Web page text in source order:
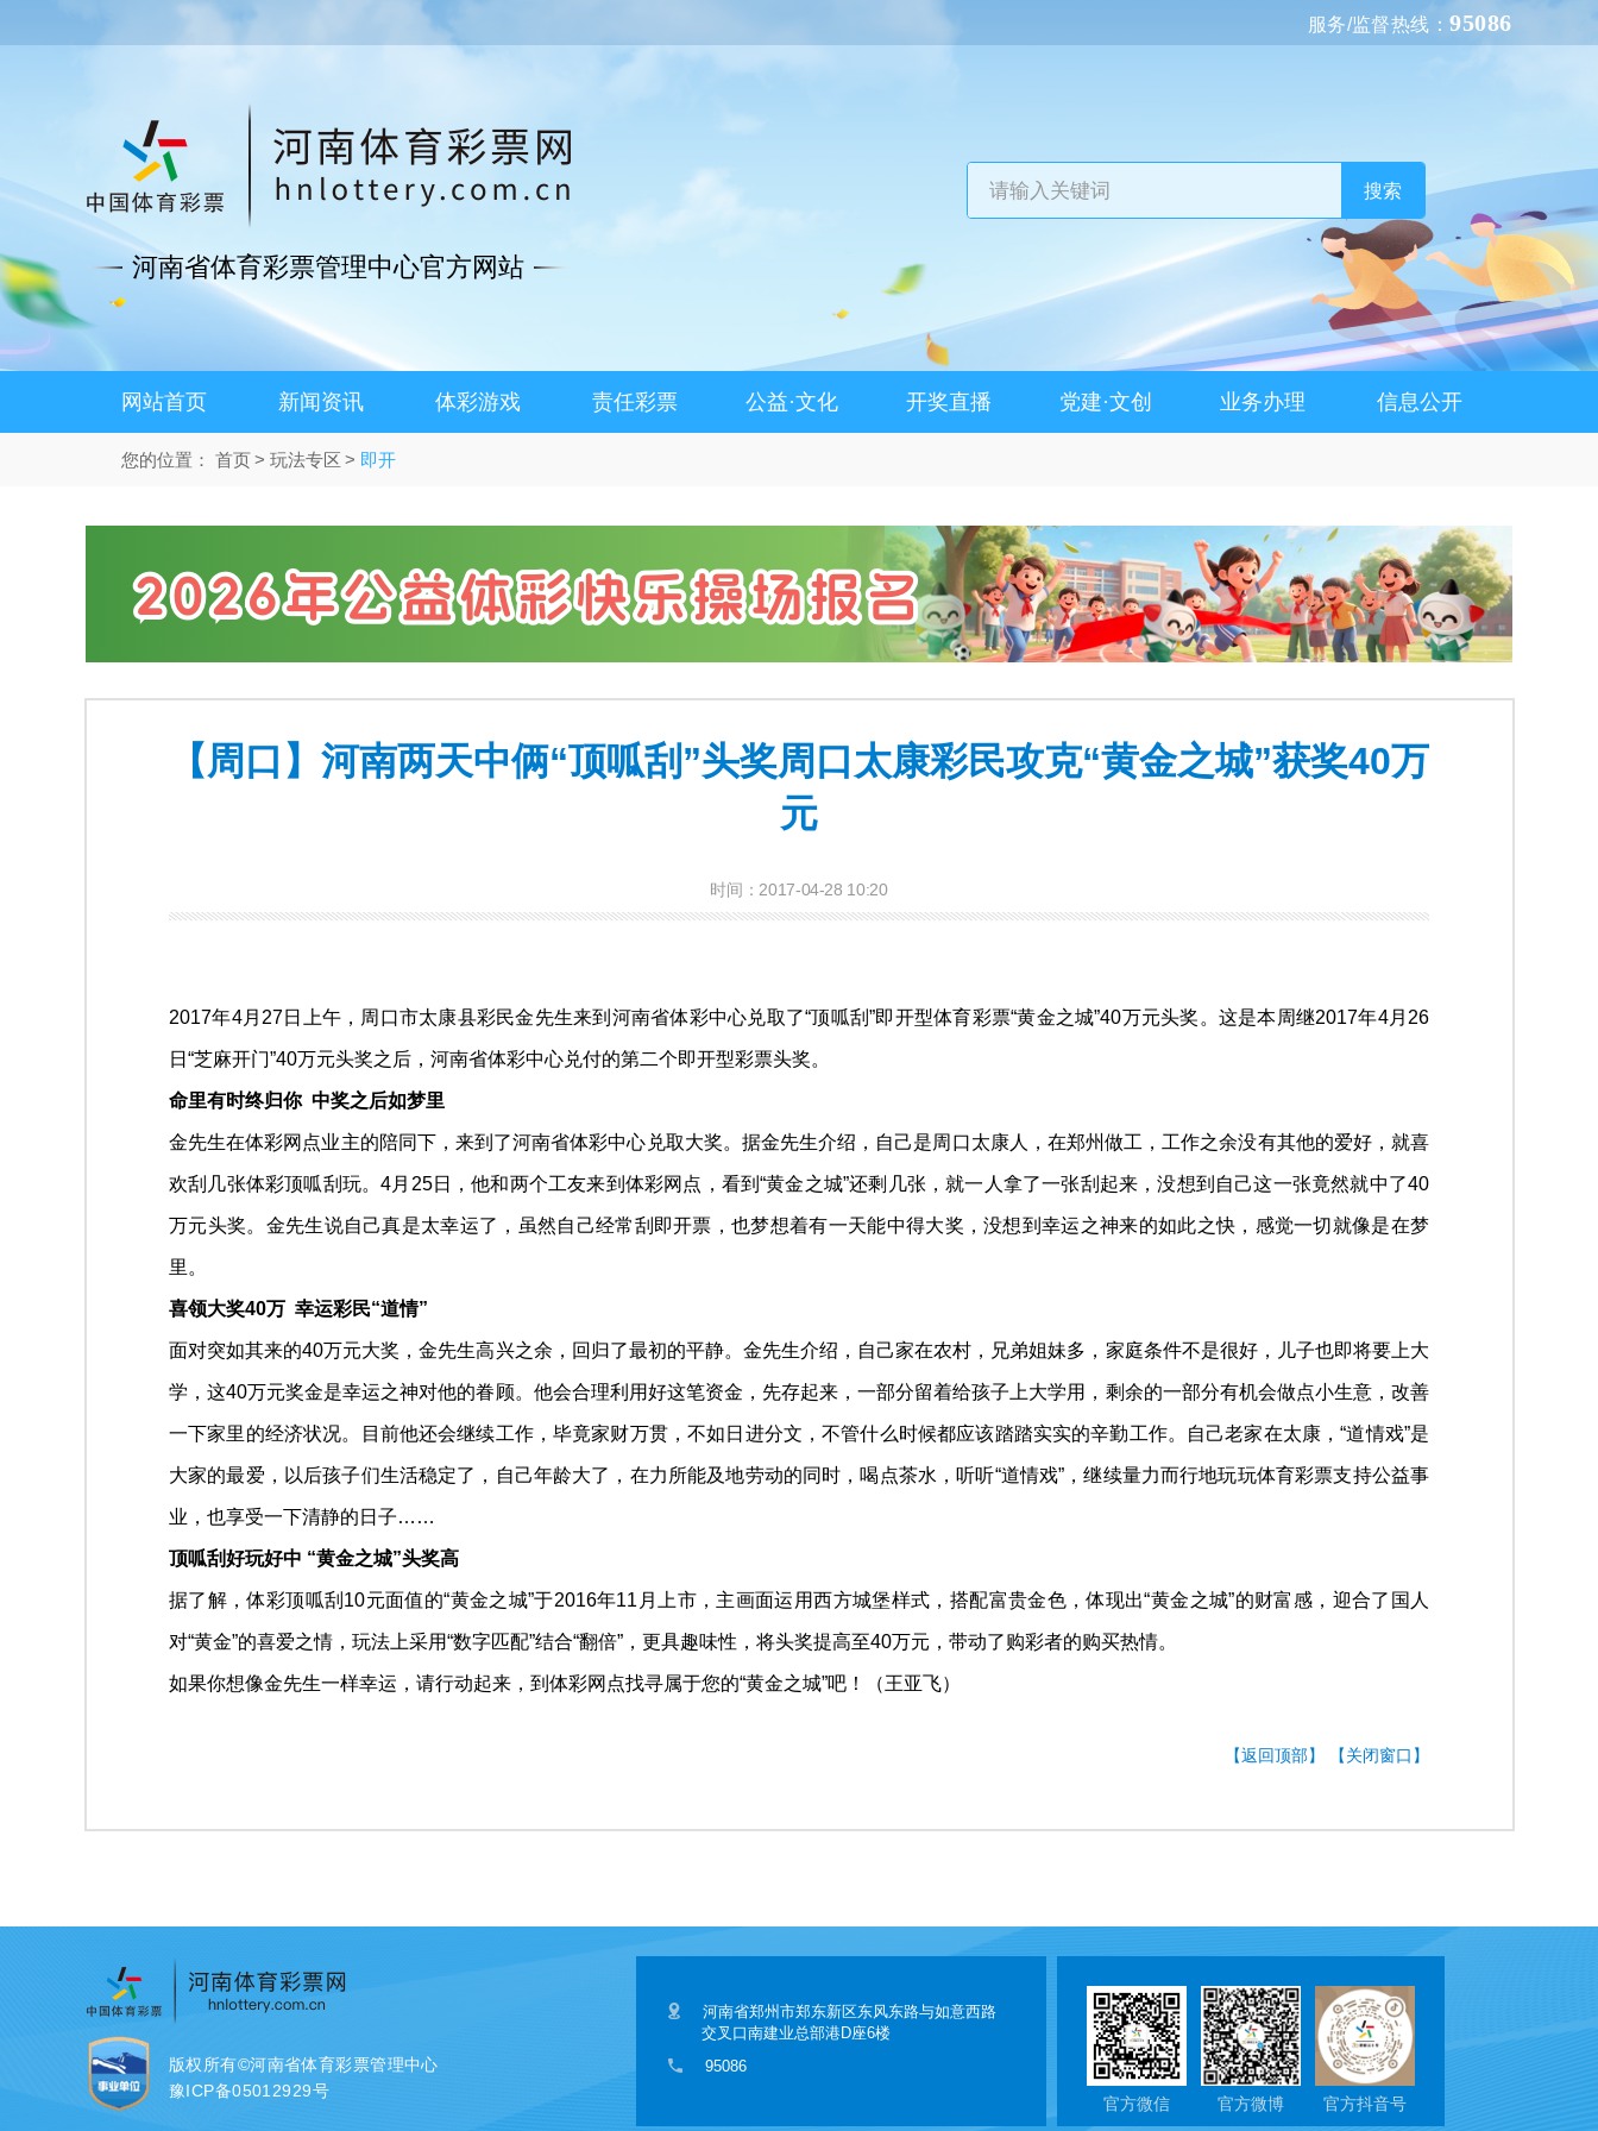
服务/监督热线：95086
搜索
河南省体育彩票管理中心官方网站
网站首页 新闻资讯 体彩游戏 责任彩票 公益·文化 开奖直播 党建·文创 业务办理 信息公开
您的位置： 首页 玩法专区 即开
【周口】河南两天中俩“顶呱刮”头奖周口太康彩民攻克“黄金之城”获奖40万
元
时间：2017-04-28 10:20
2017年4月27日上午，周口市太康县彩民金先生来到河南省体彩中心兑取了“顶呱刮”即开型体育彩票“黄金之城”40万元头奖。这是本周继2017年4月26
日“芝麻开门”40万元头奖之后，河南省体彩中心兑付的第二个即开型彩票头奖。
命里有时终归你 中奖之后如梦里
金先生在体彩网点业主的陪同下，来到了河南省体彩中心兑取大奖。据金先生介绍，自己是周口太康人，在郑州做工，工作之余没有其他的爱好，就喜
欢刮几张体彩顶呱刮玩。4月25日，他和两个工友来到体彩网点，看到“黄金之城”还剩几张，就一人拿了一张刮起来，没想到自己这一张竟然就中了40
万元头奖。金先生说自己真是太幸运了，虽然自己经常刮即开票，也梦想着有一天能中得大奖，没想到幸运之神来的如此之快，感觉一切就像是在梦
里。
喜领大奖40万 幸运彩民“道情”
面对突如其来的40万元大奖，金先生高兴之余，回归了最初的平静。金先生介绍，自己家在农村，兄弟姐妹多，家庭条件不是很好，儿子也即将要上大
学，这40万元奖金是幸运之神对他的眷顾。他会合理利用好这笔资金，先存起来，一部分留着给孩子上大学用，剩余的一部分有机会做点小生意，改善
一下家里的经济状况。目前他还会继续工作，毕竟家财万贯，不如日进分文，不管什么时候都应该踏踏实实的辛勤工作。自己老家在太康，“道情戏”是
大家的最爱，以后孩子们生活稳定了，自己年龄大了，在力所能及地劳动的同时，喝点茶水，听听“道情戏”，继续量力而行地玩玩体育彩票支持公益事
业，也享受一下清静的日子……
顶呱刮好玩好中 “黄金之城”头奖高
据了解，体彩顶呱刮10元面值的“黄金之城”于2016年11月上市，主画面运用西方城堡样式，搭配富贵金色，体现出“黄金之城”的财富感，迎合了国人
对“黄金”的喜爱之情，玩法上采用“数字匹配”结合“翻倍”，更具趣味性，将头奖提高至40万元，带动了购彩者的购买热情。
如果你想像金先生一样幸运，请行动起来，到体彩网点找寻属于您的“黄金之城”吧！（王亚飞）
【返回顶部】 【关闭窗口】
版权所有©河南省体育彩票管理中心
豫ICP备05012929号
河南省郑州市郑东新区东风东路与如意西路
交叉口南建业总部港D座6楼
95086
官方微信 官方微博 官方抖音号